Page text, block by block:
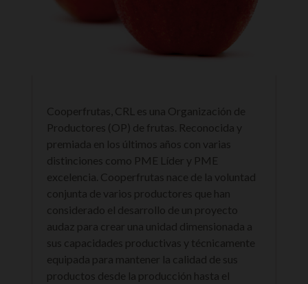
Cooperfrutas, CRL es una Organización de
Productores (OP) de frutas. Reconocida y
premiada en los últimos años con varias
distinciones como PME Líder y PME
excelencia. Cooperfrutas nace de la voluntad
conjunta de varios productores que han
considerado el desarrollo de un proyecto
audaz para crear una unidad dimensionada a
sus capacidades productivas y técnicamente
equipada para mantener la calidad de sus
productos desde la producción hasta el